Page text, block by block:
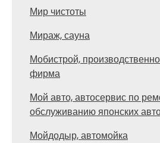
Мир чистоты
Мираж, сауна
Мобистрой,
фирма
Мой авто, автосервис по
обслуживанию японских
Мойдодыр, автомойка